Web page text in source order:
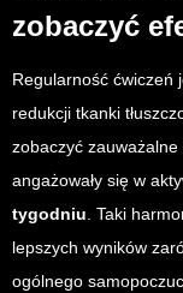
zobaczyć
Regularność ćwiczeń
redukcji tkanki
zobaczyć zauważalne
angażowały się w
tygodniu . Taki
lepszych wyników
ogólnego